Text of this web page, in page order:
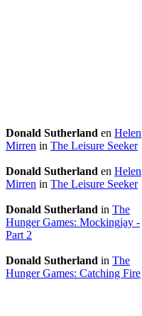
Donald Sutherland en Helen
Mirren in The Leisure Seeker
Donald Sutherland en Helen
Mirren in The Leisure Seeker
Donald Sutherland in The
Hunger Games: Mockingjay -
Part 2
Donald Sutherland in The
Hunger Games: Catching Fire